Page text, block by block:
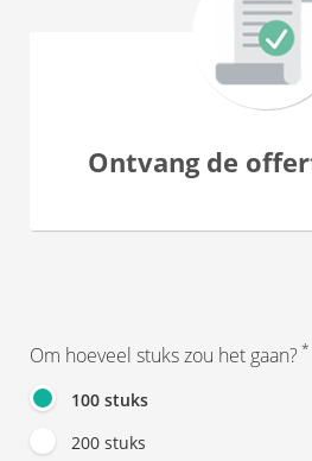
Ontvang de
Om hoeveel stuks zou het gaan? *
100 stuks
200 stuks